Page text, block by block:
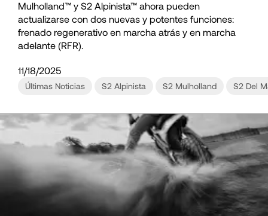
Mulholland™ y S2 Alpinista™ ahora pueden
actualizarse con dos nuevas y potentes funciones:
frenado regenerativo en marcha atrás y en marcha
adelante (RFR).
11/18/2025
Últimas Noticias S2 Alpinista S2 Mulholland S2 Del